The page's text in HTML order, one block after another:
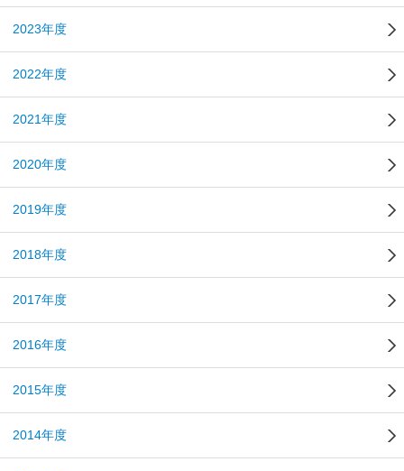
2023年度
2022年度
2021年度
2020年度
2019年度
2018年度
2017年度
2016年度
2015年度
2014年度